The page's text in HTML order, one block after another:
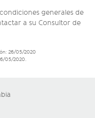
generales de
a su Consultor de
26/05/2020
05/2020.